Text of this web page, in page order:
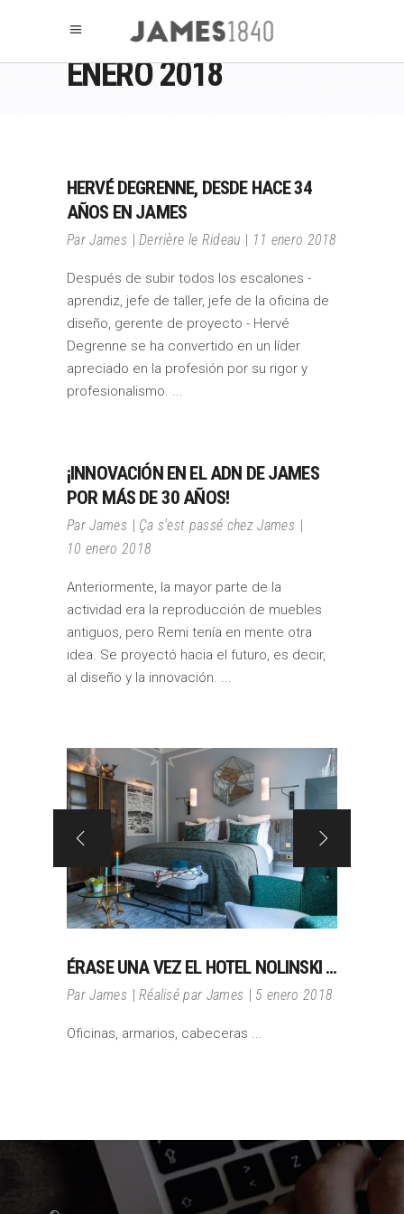
ENERO 2018
HERVÉ DEGRENNE, DESDE HACE 34
AÑOS EN JAMES
ParJames Derrière le Rideau 11 enero 2018
Después de subir todos los escalones -
aprendiz, jefe de taller, jefe de la oficina de
diseño, gerente de proyecto - Hervé
Degrenne se ha convertido en un líder
apreciado en la profesión por su rigor y
profesionalismo.
¡INNOVACIÓN EN EL ADN DE JAMES
POR MÁS DE 30 AÑOS!
ParJames
Ça s'est passé chez James
10 enero 2018
Anteriormente, la mayor parte de la
actividad era la reproducción de muebles
antiguos, pero Remi tenía en mente otra
idea. Se proyectó hacia el futuro, es decir,
al diseño y la innovación.
ÉRASE UNA VEZ EL HOTEL NOLINSKI …
ParJames Réalisé par James 5 enero 2018
Oficinas, armarios, cabeceras